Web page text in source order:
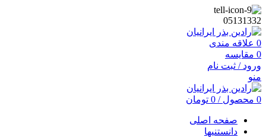
05131332
0 علاقه مندی
0 مقایسه
ورود / ثبت نام
منو
0 محصول /
0 تومان
صفحه اصلی
دانستنیها